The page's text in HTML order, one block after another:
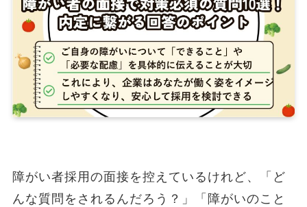
障がい者採用の面接を控えているけれど、「ど
んな質問をされるんだろう？」「障がいのこと